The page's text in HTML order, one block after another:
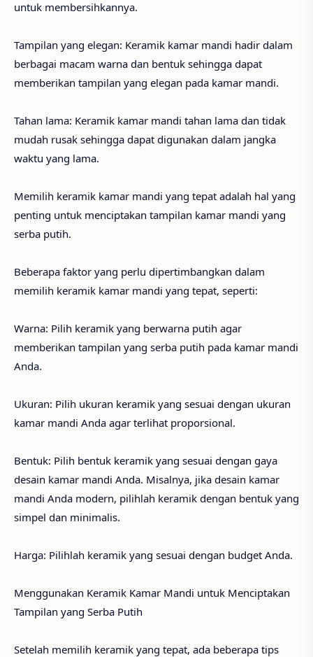
untuk membersihkannya.
Tampilan yang elegan: Keramik kamar mandi hadir dalam
berbagai macam warna dan bentuk sehingga dapat
memberikan tampilan yang elegan pada kamar mandi.
Tahan lama: Keramik kamar mandi tahan lama dan tidak
mudah rusak sehingga dapat digunakan dalam jangka
waktu yang lama.
Memilih keramik kamar mandi yang tepat adalah hal yang
penting untuk menciptakan tampilan kamar mandi yang
serba putih.
Beberapa faktor yang perlu dipertimbangkan dalam
memilih keramik kamar mandi yang tepat, seperti:
Warna: Pilih keramik yang berwarna putih agar
memberikan tampilan yang serba putih pada kamar mandi
Anda.
Ukuran: Pilih ukuran keramik yang sesuai dengan ukuran
kamar mandi Anda agar terlihat proporsional.
Bentuk: Pilih bentuk keramik yang sesuai dengan gaya
desain kamar mandi Anda. Misalnya, jika desain kamar
mandi Anda modern, pilihlah keramik dengan bentuk yang
simpel dan minimalis.
Harga: Pilihlah keramik yang sesuai dengan budget Anda.
Menggunakan Keramik Kamar Mandi untuk Menciptakan
Tampilan yang Serba Putih
Setelah memilih keramik yang tepat, ada beberapa tips